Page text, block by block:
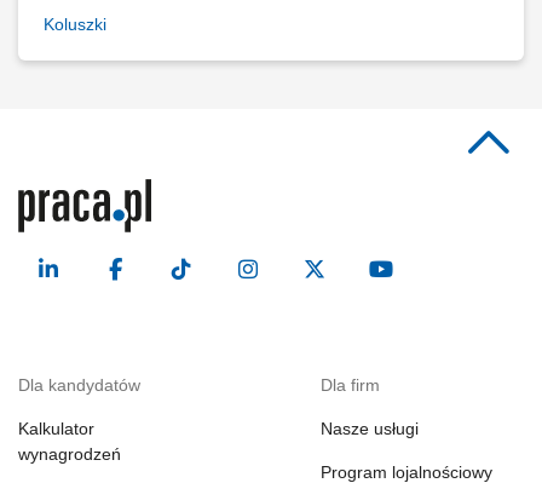
Koluszki
Dla kandydatów
Kalkulator
wynagrodzeń
Dla firm
Nasze usługi
Program lojalnościowy